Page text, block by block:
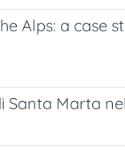
Alps: a case
Santa Marta